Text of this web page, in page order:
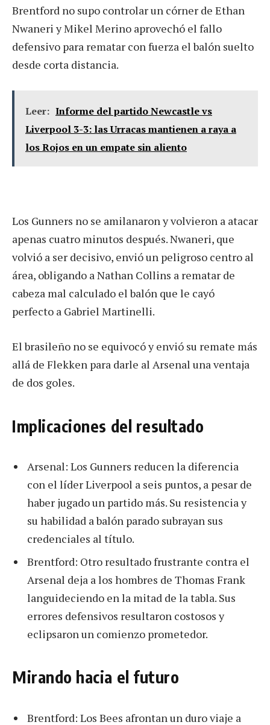
Brentford no supo controlar un córner de Ethan
Nwaneri y Mikel Merino aprovechó el fallo
defensivo para rematar con fuerza el balón suelto
desde corta distancia.
Leer: Informe del partido Newcastle vs
Liverpool 3-3: las Urracas mantienen a raya a
los Rojos en un empate sin aliento
Los Gunners no se amilanaron y volvieron a atacar
apenas cuatro minutos después. Nwaneri, que
volvió a ser decisivo, envió un peligroso centro al
área, obligando a Nathan Collins a rematar de
cabeza mal calculado el balón que le cayó
perfecto a Gabriel Martinelli.
El brasileño no se equivocó y envió su remate más
allá de Flekken para darle al Arsenal una ventaja
de dos goles.
Implicaciones del resultado
Arsenal: Los Gunners reducen la diferencia
con el líder Liverpool a seis puntos, a pesar de
haber jugado un partido más. Su resistencia y
su habilidad a balón parado subrayan sus
credenciales al título.
Brentford: Otro resultado frustrante contra el
Arsenal deja a los hombres de Thomas Frank
languideciendo en la mitad de la tabla. Sus
errores defensivos resultaron costosos y
eclipsaron un comienzo prometedor.
Mirando hacia el futuro
Brentford: Los Bees afrontan un duro viaje a